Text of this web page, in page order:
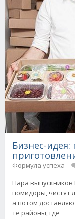
Бизнес-
Формула успеха
Пара выпускников
помидоры, чистят
а потом
те районы, где